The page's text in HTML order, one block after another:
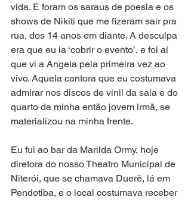
vida. E foram os saraus de poesia e os
shows de Nikiti que me fizeram sair pra
rua, dos 14 anos em diante. A desculpa
era que eu ia ‘cobrir o evento’, e foi aí
que vi a Angela pela primeira vez ao
vivo. Aquela cantora que eu costumava
admirar nos discos de vinil da sala e do
quarto da minha então jovem irmã, se
materializou na minha frente.
Eu fui ao bar da Marilda Ormy, hoje
diretora do nosso Theatro Municipal de
Niterói, que se chamava Duerê, lá em
Pendotiba, e o local costumava receber